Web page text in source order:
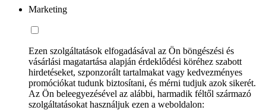
Marketing
Ezen szolgáltatások elfogadásával az Ön böngészési és
vásárlási magatartása alapján érdeklődési köréhez szabott
hirdetéseket, szponzorált tartalmakat vagy kedvezményes
promóciókat tudunk biztosítani, és mérni tudjuk azok sikerét.
Az Ön beleegyezésével az alábbi, harmadik féltől származó
szolgáltatásokat használjuk ezen a weboldalon: